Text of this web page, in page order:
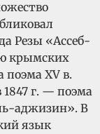
Резы «Ассеб-
крымских
поэма XV в.
г. — поэма
аджизин». В
язык